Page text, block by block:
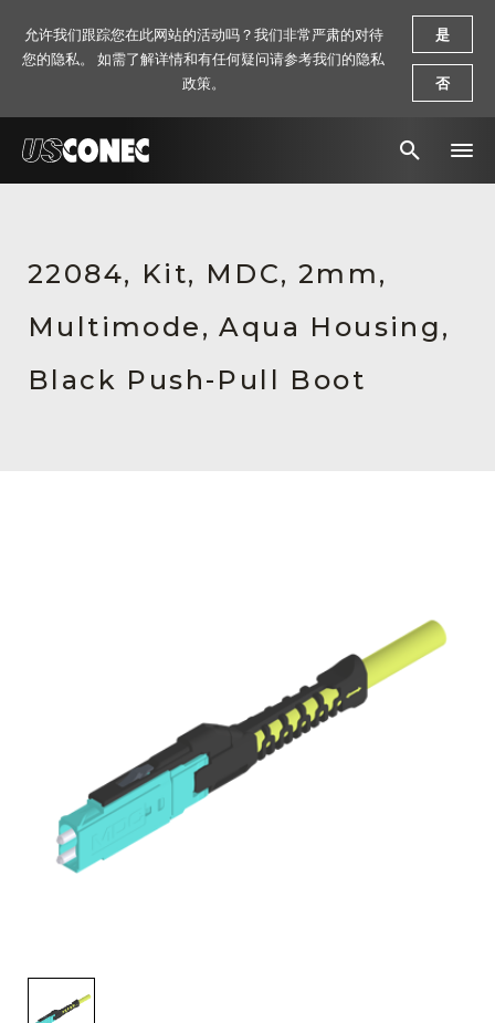
22084, Kit, MDC, 2mm,
Multimode, Aqua Housing,
Black Push-Pull Boot
允许我们跟踪您在此网站的活动吗？我们非常严肃的对待
您的隐私。 如需了解详情和有任何疑问请参考我们的隐私
政策。
是
否